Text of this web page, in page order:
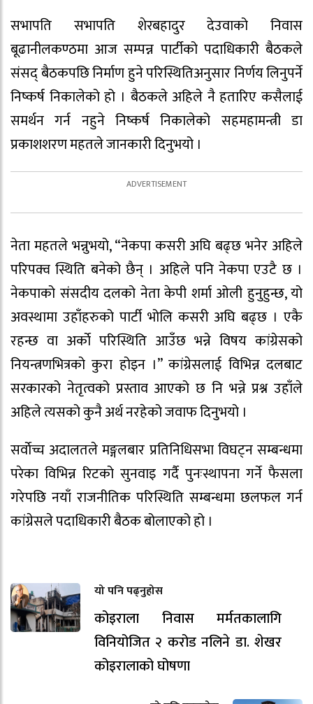
सभापति सभापति शेरबहादुर देउवाको निवास
बूढानीलकण्ठमा आज सम्पन्न पार्टीको पदाधिकारी बैठकले
संसद् बैठकपछि निर्माण हुने परिस्थितिअनुसार निर्णय लिनुपर्ने
निष्कर्ष निकालेको हो । बैठकले अहिले नै हतारिए कसैलाई
समर्थन गर्न नहुने निष्कर्ष निकालेको सहमहामन्त्री डा
प्रकाशशरण महतले जानकारी दिनुभयो ।
नेता महतले भन्नुभयो, “नेकपा कसरी अघि बढ्छ भनेर अहिले
परिपक्व स्थिति बनेको छैन् । अहिले पनि नेकपा एउटै छ ।
नेकपाको संसदीय दलको नेता केपी शर्मा ओली हुनुहुन्छ, यो
अवस्थामा उहाँहरुको पार्टी भोलि कसरी अघि बढ्छ । एकै
रहन्छ वा अर्काे परिस्थिति आउँछ भन्ने विषय कांग्रेसको
नियन्त्रणभित्रको कुरा होइन ।” कांग्रेसलाई विभिन्न दलबाट
सरकारको नेतृत्वको प्रस्ताव आएको छ नि भन्ने प्रश्न उहाँले
अहिले त्यसको कुनै अर्थ नरहेको जवाफ दिनुभयो ।
सर्वाेच्च अदालतले मङ्गलबार प्रतिनिधिसभा विघट्न सम्बन्धमा
परेका विभिन्न रिटको सुनवाइ गर्दै पुनःस्थापना गर्ने फैसला
गरेपछि नयाँ राजनीतिक परिस्थिति सम्बन्धमा छलफल गर्न
कांग्रेसले पदाधिकारी बैठक बोलाएको हो ।
यो पनि पढ्नुहोस
कोइराला निवास मर्मतकालागि
विनियोजित २ करोड नलिने डा. शेखर
कोइरालाको घोषणा